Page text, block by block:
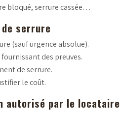
bloqué, serrure cassée…
serrure
(sauf urgence absolue).
des preuves.
de serrure.
le coût.
autorisé par le locataire